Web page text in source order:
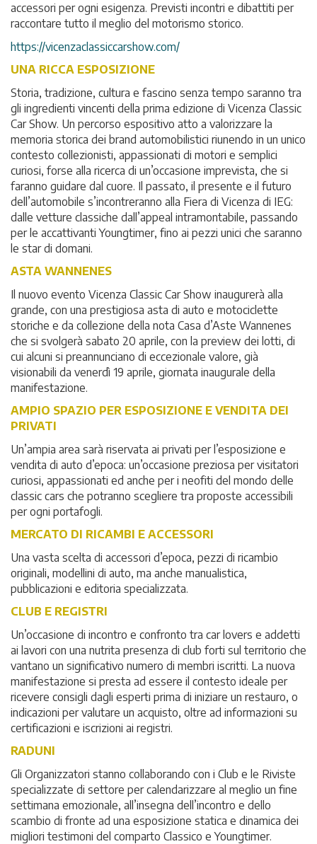
accessori per ogni esigenza. Previsti incontri e dibattiti per
raccontare tutto il meglio del motorismo storico.
https://vicenzaclassiccarshow.com/
UNA RICCA ESPOSIZIONE
Storia, tradizione, cultura e fascino senza tempo saranno tra
gli ingredienti vincenti della prima edizione di Vicenza Classic
Car Show. Un percorso espositivo atto a valorizzare la
memoria storica dei brand automobilistici riunendo in un unico
contesto collezionisti, appassionati di motori e semplici
curiosi, forse alla ricerca di un’occasione imprevista, che si
faranno guidare dal cuore. Il passato, il presente e il futuro
dell’automobile s’incontreranno alla Fiera di Vicenza di IEG:
dalle vetture classiche dall’appeal intramontabile, passando
per le accattivanti Youngtimer, fino ai pezzi unici che saranno
le star di domani.
ASTA WANNENES
Il nuovo evento Vicenza Classic Car Show inaugurerà alla
grande, con una prestigiosa asta di auto e motociclette
storiche e da collezione della nota Casa d’Aste Wannenes
che si svolgerà sabato 20 aprile, con la preview dei lotti, di
cui alcuni si preannunciano di eccezionale valore, già
visionabili da venerdì 19 aprile, giornata inaugurale della
manifestazione.
AMPIO SPAZIO PER ESPOSIZIONE E VENDITA DEI
PRIVATI
Un’ampia area sarà riservata ai privati per l’esposizione e
vendita di auto d’epoca: un’occasione preziosa per visitatori
curiosi, appassionati ed anche per i neofiti del mondo delle
classic cars che potranno scegliere tra proposte accessibili
per ogni portafogli.
MERCATO DI RICAMBI E ACCESSORI
Una vasta scelta di accessori d’epoca, pezzi di ricambio
originali, modellini di auto, ma anche manualistica,
pubblicazioni e editoria specializzata.
CLUB E REGISTRI
Un’occasione di incontro e confronto tra car lovers e addetti
ai lavori con una nutrita presenza di club forti sul territorio che
vantano un significativo numero di membri iscritti. La nuova
manifestazione si presta ad essere il contesto ideale per
ricevere consigli dagli esperti prima di iniziare un restauro, o
indicazioni per valutare un acquisto, oltre ad informazioni su
certificazioni e iscrizioni ai registri.
RADUNI
Gli Organizzatori stanno collaborando con i Club e le Riviste
specializzate di settore per calendarizzare al meglio un fine
settimana emozionale, all’insegna dell’incontro e dello
scambio di fronte ad una esposizione statica e dinamica dei
migliori testimoni del comparto Classico e Youngtimer.